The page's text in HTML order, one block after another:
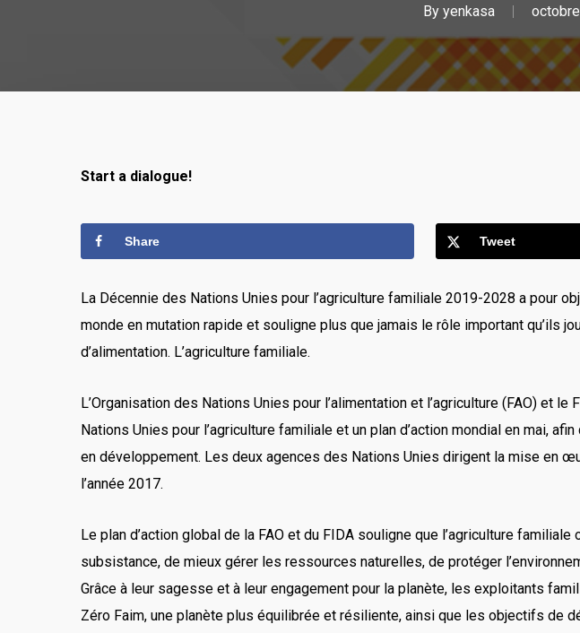
By yenkasa
Start a dialogue!
Share Tweet
La Décennie des Nations Unies pour l’agriculture familiale 2019-2028 a pour
monde en mutation rapide et souligne plus que jamais le rôle important qu’ils
d’alimentation. L’agriculture familiale.
L’Organisation des Nations Unies pour l’alimentation et l’agriculture (FAO) et
Nations Unies pour l’agriculture familiale et un plan d’action mondial en mai,
en développement. Les deux agences des Nations Unies dirigent la mise en
l’année 2017.
Le plan d’action global de la FAO et du FIDA souligne que l’agriculture
subsistance, de mieux gérer les ressources naturelles, de protéger
Grâce à leur sagesse et à leur engagement pour la planète, les exploitants
Zéro Faim, une planète plus équilibrée et résiliente, ainsi que les objectifs